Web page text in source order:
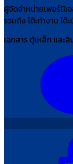
ผู้จัดจำหน่ายเฟอร์นิเ
รวมถึง โต๊ะทำงาน โต๊
เอกสาร ตู้เหล็ก และ